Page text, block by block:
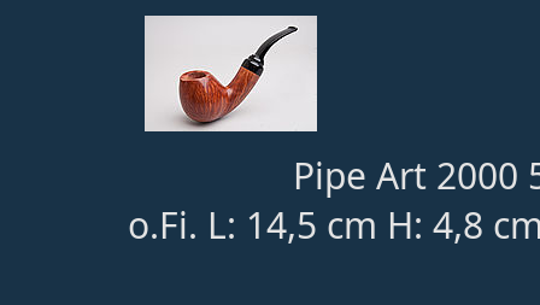
Pipe Art 2000
o.Fi. L: 14,5 cm H: 4,8